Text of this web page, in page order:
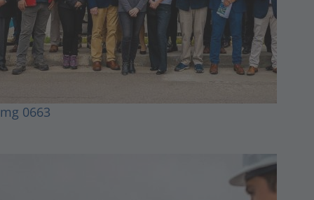
0663